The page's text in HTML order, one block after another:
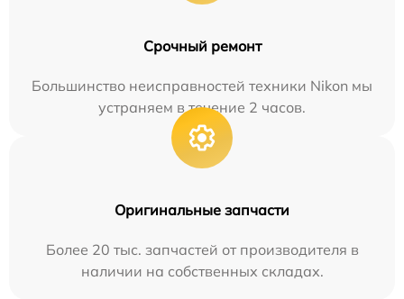
Срочный ремонт
Большинство неисправностей техники Nikon мы
устраняем в течение 2 часов.
Оригинальные запчасти
Более 20 тыс. запчастей от производителя в
наличии на собственных складах.